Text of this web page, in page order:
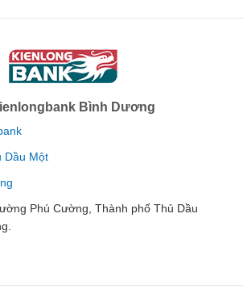
Bình Dương
Dầu Một
Phú Cường, Thành phố Thủ Dầu